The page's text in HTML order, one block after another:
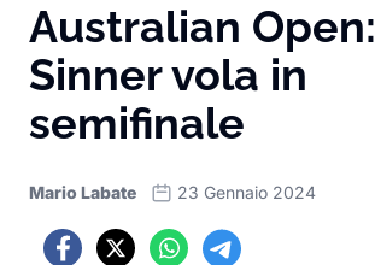
Australian Open:
Sinner vola in
semifinale
Mario Labate 23 Gennaio 2024